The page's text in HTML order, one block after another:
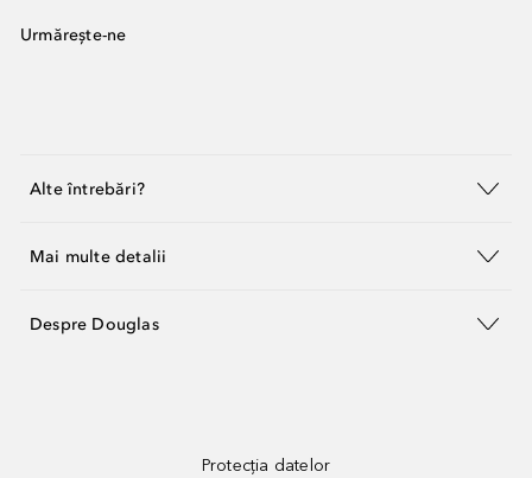
Urmărește-ne
Alte întrebări?
Mai multe detalii
Despre Douglas
Protecția datelor